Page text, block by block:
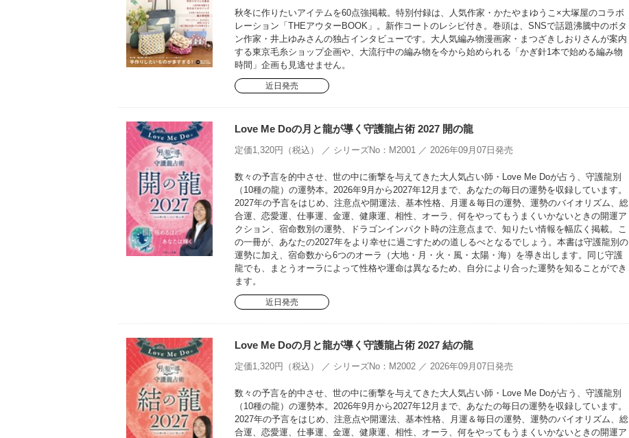
秋冬に作りたいアイテムを60点強掲載。特別付録は、人気作家・かたやまゆうこ×大塚屋のコラボ
レーション「THEアウターBOOK」。新作コートのレシピ付き。巻頭は、SNSで話題沸騰中のボタ
ン作家・井上ゆみさんの独占インタビューです。大人気編み物漫画家・まつざきしおりさんが案内
する東京毛糸ショップ企画や、大流行中の編み物を今から始められる「かぎ針1本で始める編み物
時間」企画も見逃せません。
近日発売
Love Me Doの月と龍が導く守護龍占術 2027 開の龍
定価1,320円（税込） ／ シリーズNo：M2001 ／ 2026年09月07日発売
数々の予言を的中させ、世の中に衝撃を与えてきた大人気占い師・Love Me Doが占う、守護龍別
（10種の龍）の運勢本。2026年9月から2027年12月まで、あなたの毎日の運勢を収録しています。
2027年の予言をはじめ、注意点や開運法、基本性格、月運＆毎日の運勢、運勢のバイオリズム、総
合運、恋愛運、仕事運、金運、健康運、相性、オーラ、何をやってもうまくいかないときの開運ア
クション、宿命数別の運勢、ドラゴンインパクト時の注意点まで、知りたい情報を幅広く掲載。こ
の一冊が、あなたの2027年をより幸せに過ごすための道しるべとなるでしょう。本書は守護龍別の
運勢に加え、宿命数から6つのオーラ（大地・月・火・風・太陽・海）を導き出します。同じ守護
龍でも、まとうオーラによって性格や運命は異なるため、自分により合った運勢を知ることができ
ます。
近日発売
Love Me Doの月と龍が導く守護龍占術 2027 結の龍
定価1,320円（税込） ／ シリーズNo：M2002 ／ 2026年09月07日発売
数々の予言を的中させ、世の中に衝撃を与えてきた大人気占い師・Love Me Doが占う、守護龍別
（10種の龍）の運勢本。2026年9月から2027年12月まで、あなたの毎日の運勢を収録しています。
2027年の予言をはじめ、注意点や開運法、基本性格、月運＆毎日の運勢、運勢のバイオリズム、総
合運、恋愛運、仕事運、金運、健康運、相性、オーラ、何をやってもうまくいかないときの開運ア